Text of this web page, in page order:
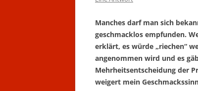
Manches darf man sich
geschmacklos empfunden.
erklärt, es würde „riechen“
angenommen wird und es
Mehrheitsentscheidung der
weigert mein